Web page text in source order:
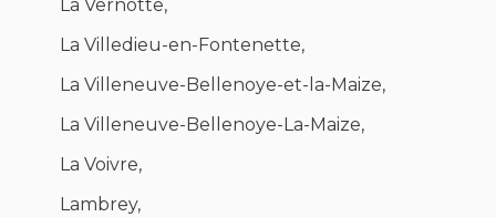
La Vernotte,
La Villedieu-en-Fontenette,
La Villeneuve-Bellenoye-et-la-Maize,
La Villeneuve-Bellenoye-La-Maize,
La Voivre,
Lambrey,